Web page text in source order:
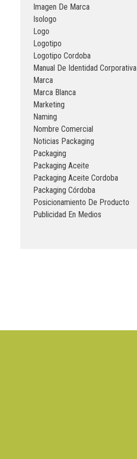
Imagen De Marca
Isologo
Logo
Logotipo
Logotipo Cordoba
Manual De Identidad Corporativa
Marca
Marca Blanca
Marketing
Naming
Nombre Comercial
Noticias Packaging
Packaging
Packaging Aceite
Packaging Aceite Cordoba
Packaging Córdoba
Posicionamiento De Producto
Publicidad En Medios